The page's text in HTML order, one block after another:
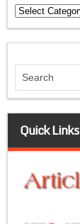
Categories
Quick Links